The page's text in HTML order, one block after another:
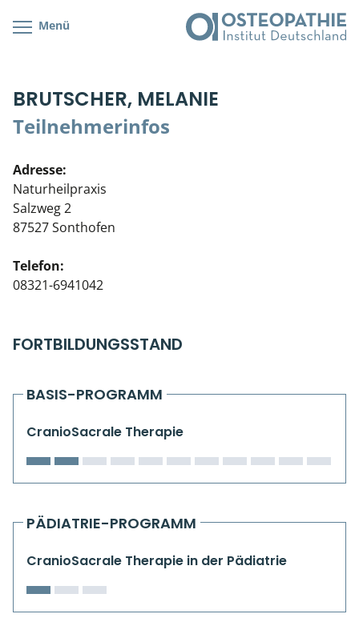
Menü
BRUTSCHER, MELANIE
Teilnehmerinfos
Adresse:
Naturheilpraxis
Salzweg 2
87527 Sonthofen
Telefon:
08321-6941042
FORTBILDUNGSSTAND
BASIS-PROGRAMM
CranioSacrale Therapie
PÄDIATRIE-PROGRAMM
CranioSacrale Therapie in der Pädiatrie
Cranial/Neurale Osteopathie
Parietale Osteopathie
Viszerale Osteopathie
Klinische & Praktische Kurse
Live Online-Kurse
Kursorte mit Kursangeboten
Bonus-Programm
Veranstaltungsticket DB
Wissenswertes
Teilnehmerliste
Stellenbörse
Soziales Engagement